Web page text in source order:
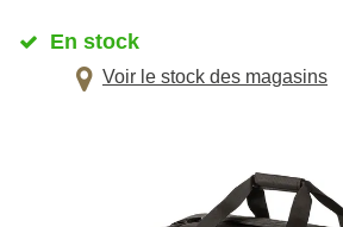
En stock
Voir le stock des magasins